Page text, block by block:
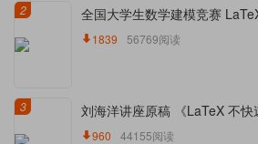
2 全国大学生数学建模竞赛
1839 56769阅读
3 刘海洋讲座原稿 《LaTeX 不快
960 44155阅读